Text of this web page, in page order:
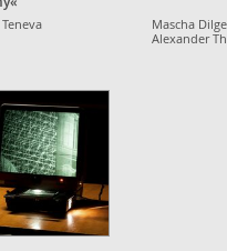
Mascha
Alexander